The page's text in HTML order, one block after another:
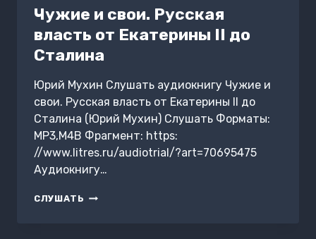
Чужие и свои. Русская
власть от Екатерины II до
Сталина
Юрий Мухин Слушать аудиокнигу Чужие и
свои. Русская власть от Екатерины II до
Сталина (Юрий Мухин) Слушать Форматы:
MP3,M4B Фрагмент: https:
//www.litres.ru/audiotrial/?art=70695475
Аудиокнигу…
СЛУШАТЬ ЧУЖИЕ